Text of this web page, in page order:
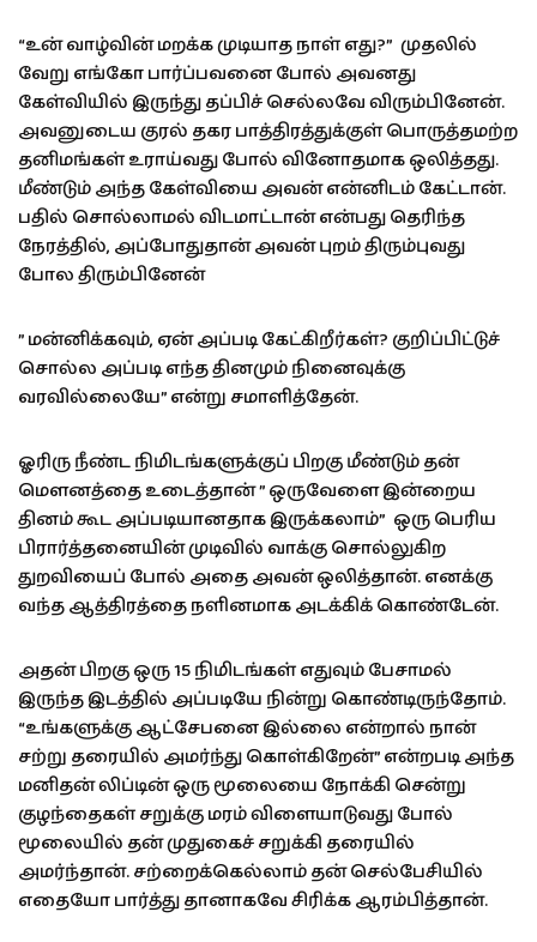
“உன் வாழ்வின் மறக்க முடியாத நாள் எது?” முதலில்
வேறு எங்கோ பார்ப்பவனை போல் அவனது
கேள்வியில் இருந்து தப்பிச் செல்லவே விரும்பினேன்.
அவனுடைய குரல் தகர பாத்திரத்துக்குள் பொருத்தமற்ற
தனிமங்கள் உராய்வது போல் வினோதமாக ஒலித்தது.
மீண்டும் அந்த கேள்வியை அவன் என்னிடம் கேட்டான்.
பதில் சொல்லாமல் விடமாட்டான் என்பது தெரிந்த
நேரத்தில், அப்போதுதான் அவன் புறம் திரும்புவது
போல திரும்பினேன்
” மன்னிக்கவும், ஏன் அப்படி கேட்கிறீர்கள்? குறிப்பிட்டுச்
சொல்ல அப்படி எந்த தினமும் நினைவுக்கு
வரவில்லையே” என்று சமாளித்தேன்.
ஓரிரு நீண்ட நிமிடங்களுக்குப் பிறகு மீண்டும் தன்
மௌனத்தை உடைத்தான் ” ஒருவேளை இன்றைய
தினம் கூட அப்படியானதாக இருக்கலாம்” ஒரு பெரிய
பிரார்த்தனையின் முடிவில் வாக்கு சொல்லுகிற
துறவியைப் போல் அதை அவன் ஒலித்தான். எனக்கு
வந்த ஆத்திரத்தை நளினமாக அடக்கிக் கொண்டேன்.
அதன் பிறகு ஒரு 15 நிமிடங்கள் எதுவும் பேசாமல்
இருந்த இடத்தில் அப்படியே நின்று கொண்டிருந்தோம்.
“உங்களுக்கு ஆட்சேபனை இல்லை என்றால் நான்
சற்று தரையில் அமர்ந்து கொள்கிறேன்” என்றபடி அந்த
மனிதன் லிப்டின் ஒரு மூலையை நோக்கி சென்று
குழந்தைகள் சறுக்கு மரம் விளையாடுவது போல்
மூலையில் தன் முதுகைச் சறுக்கி தரையில்
அமர்ந்தான். சற்றைக்கெல்லாம் தன் செல்பேசியில்
எதையோ பார்த்து தானாகவே சிரிக்க ஆரம்பித்தான்.